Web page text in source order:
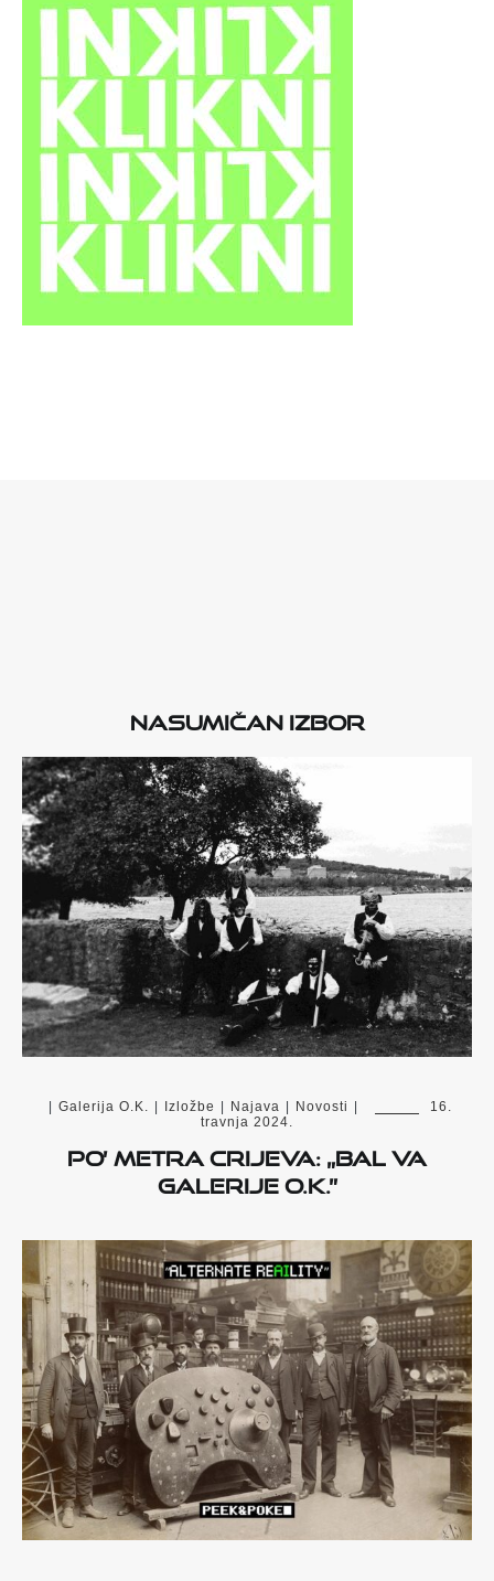
Nasumičan izbor
Galerija O.K. Izložbe Najava Novosti
16.
travnja 2024.
Po’ metra crijeva: „Bal va
Galerije O.K.”